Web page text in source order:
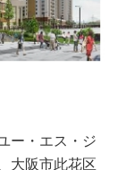
ー・エス・ジ
大阪市此花区